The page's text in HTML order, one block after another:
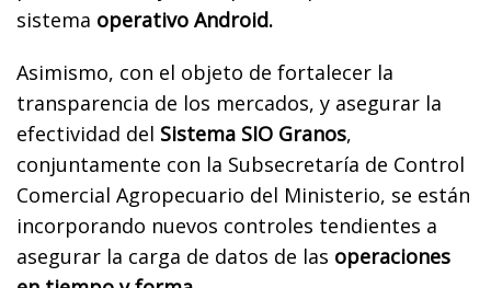
sistema operativo Android.
Asimismo, con el objeto de fortalecer la
transparencia de los mercados, y asegurar la
efectividad del Sistema SIO Granos,
conjuntamente con la Subsecretaría de Control
Comercial Agropecuario del Ministerio, se están
incorporando nuevos controles tendientes a
asegurar la carga de datos de las operaciones